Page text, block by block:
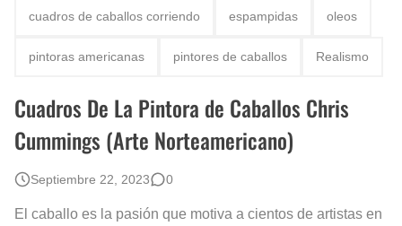
El mundo del arte en pintura surrealista
cuadros de caballos corriendo espampidas oleos
pintoras americanas pintores de caballos Realismo
Cuadros De La Pintora de Caballos Chris
Cummings (Arte Norteamericano)
Septiembre 22, 2023 0
El caballo es la pasión que motiva a cientos de artistas en